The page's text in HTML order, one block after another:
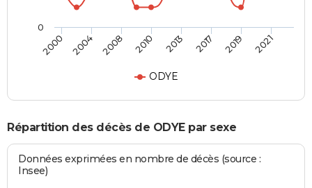
ODYE
2000 2004 2008 2010 2013 2017 2019 2021
0
Répartition des décès de ODYE par sexe
Données exprimées en nombre de décès (source :
Insee)